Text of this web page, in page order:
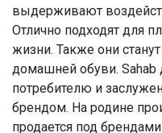
выдерживают
Отлично подходят для
жизни. Также они
домашней обуви. Sahab
потребителю и
брендом. На родине
продается под